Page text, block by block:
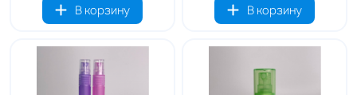
В корзину
В корзину